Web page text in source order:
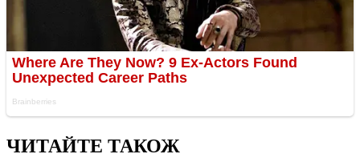
ЧИТАЙТЕ ТАКОЖ